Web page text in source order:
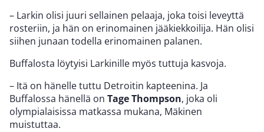
– Larkin olisi juuri sellainen pelaaja, joka toisi leveyttä
rosteriin, ja hän on erinomainen jääkiekkoilija. Hän olisi
siihen junaan todella erinomainen palanen.
Buffalosta löytyisi Larkinille myös tuttuja kasvoja.
– Itä on hänelle tuttu Detroitin kapteenina. Ja
Buffalossa hänellä on Tage Thompson, joka oli
olympialaisissa matkassa mukana, Mäkinen
muistuttaa.